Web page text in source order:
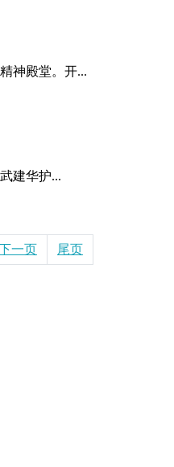
神殿堂。开...
建华护...
一页 尾页